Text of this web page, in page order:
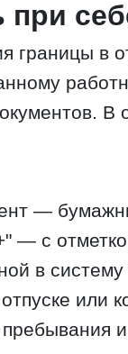
границы в
В
—
— с
в систему
или